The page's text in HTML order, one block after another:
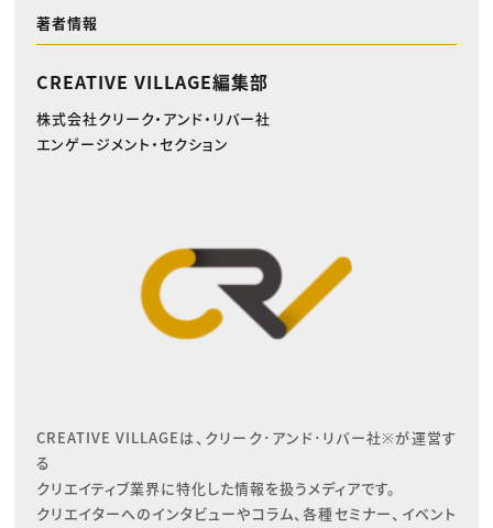
著者情報
CREATIVE VILLAGE編集部
株式会社クリーク・アンド・リバー社
エンゲージメント・セクション
CREATIVE VILLAGEは、クリーク･アンド･リバー社※が運営す
る
クリエイティブ業界に特化した情報を扱うメディアです。
クリエイターへのインタビューやコラム、各種セミナー、イベント